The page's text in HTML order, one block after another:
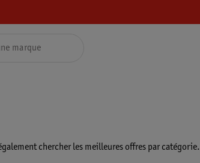
chercher les meilleures offres par catégorie.